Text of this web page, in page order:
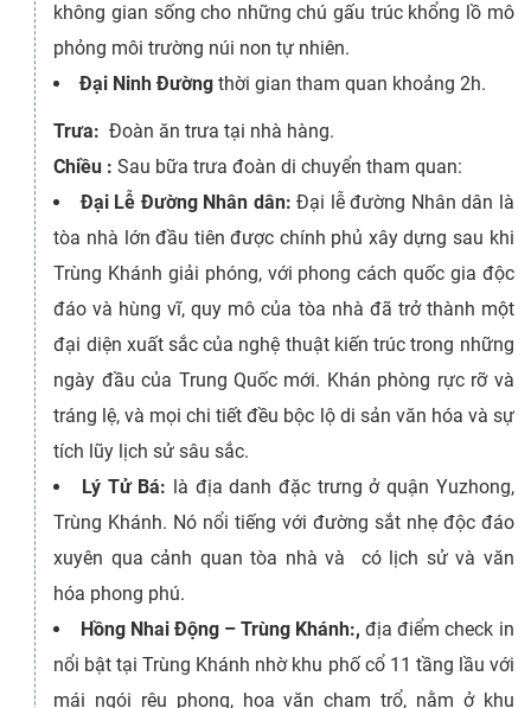
không gian sống cho những chú gấu trúc khổng lồ mô
phỏng môi trường núi non tự nhiên.
Đại Ninh Đường thời gian tham quan khoảng 2h.
Trưa: Đoàn ăn trưa tại nhà hàng.
Chiều :Sau bữa trưa đoàn di chuyển tham quan:
Đại Lễ Đường Nhân dân:Đại lễ đường Nhân dân là
tòa nhà lớn đầu tiên được chính phủ xây dựng sau khi
Trùng Khánh giải phóng, với phong cách quốc gia độc
đáo và hùng vĩ, quy mô của tòa nhà đã trở thành một
đại diện xuất sắc của nghệ thuật kiến ​​​​trúc trong những
ngày đầu của Trung Quốc mới. Khán phòng rực rỡ và
tráng lệ, và mọi chi tiết đều bộc lộ di sản văn hóa và sự
tích lũy lịch sử sâu sắc.
Lý Tử Bá:
là địa danh đặc trưng ở quận Yuzhong,
Trùng Khánh. Nó nổi tiếng với đường sắt nhẹ độc đáo
xuyên qua cảnh quan tòa nhà và có lịch sử và văn
hóa phong phú.
Hồng Nhai Động – Trùng Khánh:,địa điểm check in
nổi bật tại Trùng Khánh nhờ khu phố cổ 11 tầng lầu với
mái ngói rêu phong, hoa văn chạm trổ, nằm ở khu